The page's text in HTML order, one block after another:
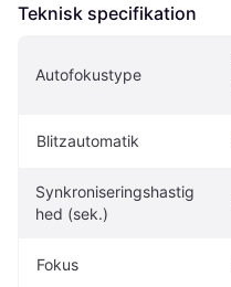
Teknisk specifikation
Autofokustype
Blitzautomatik
Synkroniseringshastig
hed (sek.)
Fokus